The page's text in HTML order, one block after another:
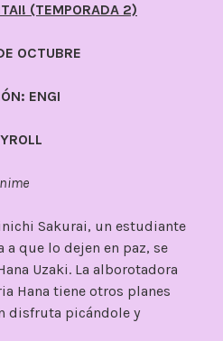
(TEMPORADA 2)
OCTUBRE
ENGI
Sakurai, un estudiante
que lo dejen en paz, se
Uzaki. La alborotadora
Hana tiene otros planes
disfruta picándole y